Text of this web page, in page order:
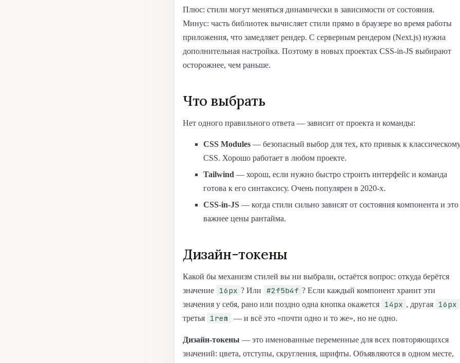
Плюс: стили могут меняться динамически в зависимости от состояния.
Минус: часть библиотек вычисляет стили прямо в браузере во время работы
приложения, что замедляет рендер. С серверным рендером (Next.js) нужна
дополнительная настройка. Поэтому в новых проектах CSS-in-JS выбирают
осторожнее, чем раньше.
Что выбрать
Нет одного правильного ответа — зависит от проекта и команды:
CSS Modules — безопасный выбор для тех, кто привык к
CSS. Хорошо работает в любом проекте.
Tailwind — хорош, если нужно быстро строить интерфейс и команда
готова к его синтаксису. Очень популярен в 2020-х.
CSS-in-JS — когда стили сильно зависят от состояния компонента и это
важнее цены рантайма.
Дизайн-токены
Какой бы механизм стилей вы ни выбрали, остаётся вопрос: откуда берётся
значение
16px ? Или #2f5b4f ? Если каждый компонент хранит эти
значения у себя, рано или поздно одна кнопка окажется
14px , другая 16px
третья 1rem — и всё это «почти одно и то же», но не одно.
Дизайн-токены — это именованные переменные для всех повторяющихся
значений: цвета, отступы, скругления, шрифты. Объявляются в одном месте,